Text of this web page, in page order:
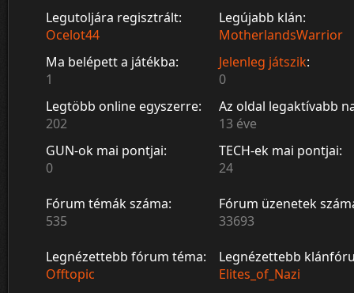
Legutoljára regisztrált:
Ocelot44
Legújabb klán:
MotherlandsWarrior
Ma belépett a játékba:
1
Jelenleg játszik:
0
Legtöbb online egyszerre:
202
Az oldal legaktívabb
13 éve
GUN-ok mai pontjai:
0
TECH-ek mai pontjai:
24
Fórum témák száma:
535
Fórum üzenetek
33693
Legnézettebb fórum téma:
Offtopic
Legnézettebb
Elites_of_Nazi